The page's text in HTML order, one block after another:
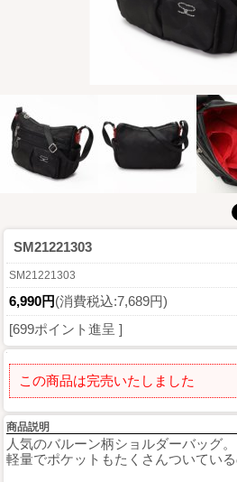
SM21221303
SM21221303
6,990円(消費税込:7,689円)
[699ポイント進呈 ]
この商品は完売いたしました
商品説明
人気のバルーン柄ショルダーバッグ。
軽量でポケットもたくさんついてい